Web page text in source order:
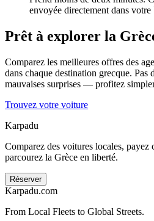
envoyée directement dans
Prêt à explorer la
Comparez les meilleures offres des
dans chaque destination grecque. Pas
mauvaises surprises — profitez
Trouvez votre voiture
Karpadu
Comparez des voitures locales, payez
parcourez la Grèce en liberté.
Réserver
Karpadu.com
From Local Fleets to Global Streets.